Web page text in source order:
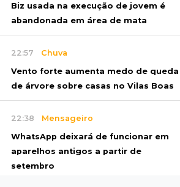
Biz usada na execução de jovem é
abandonada em área de mata
22:57 Chuva
Vento forte aumenta medo de queda
de árvore sobre casas no Vilas Boas
22:38 Mensageiro
WhatsApp deixará de funcionar em
aparelhos antigos a partir de
setembro